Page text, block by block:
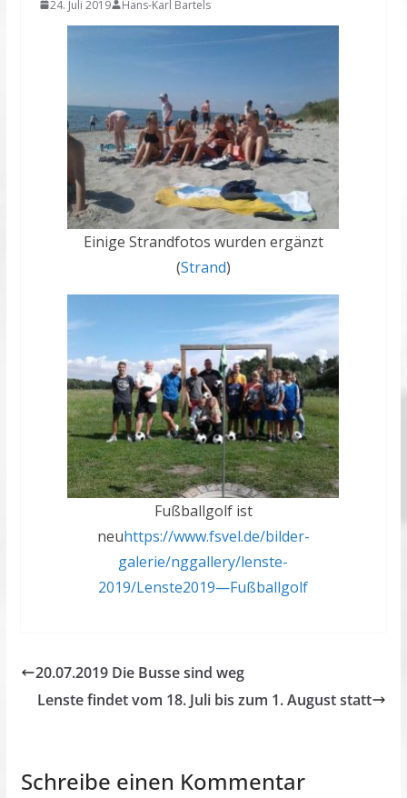
24. Juli 2019 Hans-Karl Bartels
Einige Strandfotos wurden ergänzt
(Strand)
Fußballgolf ist
neuhttps://www.fsvel.de/bilder-
galerie/nggallery/lenste-
2019/Lenste2019—Fußballgolf
20.07.2019 Die Busse sind weg
Lenste findet vom 18. Juli bis zum 1. August statt
Schreibe einen Kommentar